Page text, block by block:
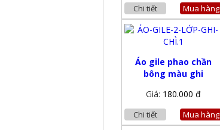
Chi tiết Mua hàng
Áo gile phao chần
bông màu ghi
Giá: 180.000 đ
Chi tiết Mua hàng